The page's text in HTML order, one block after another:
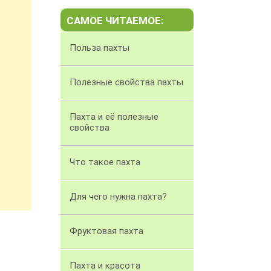
САМОЕ ЧИТАЕМОЕ:
Польза пахты
Полезные свойства пахты
Пахта и её полезные
свойства
Что такое пахта
Для чего нужна пахта?
Фруктовая пахта
Пахта и красота